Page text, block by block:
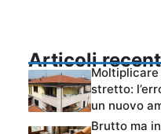
Articoli
Moltiplicare
stretto:
un nuovo
Brutto ma